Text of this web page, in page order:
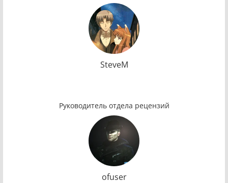
SteveM
Руководитель отдела рецензий
ofuser